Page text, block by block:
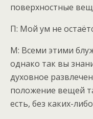
поверхностные
П: Мой ум не
М: Всеми этими
однако так вы
духовное
положение вещей
есть, без каких-